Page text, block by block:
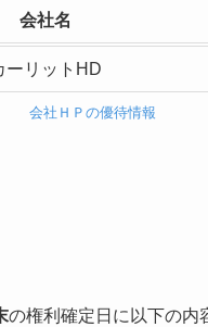
会社名
ーリットHD
会社ＨＰの優待情報
の権利確定日に以下の内